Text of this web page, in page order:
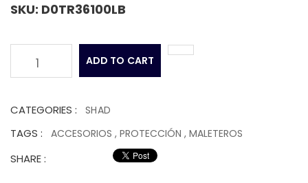
SKU: D0TR36100LB
1 ADD TO CART
CATEGORIES : SHAD
TAGS : ACCESORIOS , PROTECCIÓN , MALETEROS
SHARE :